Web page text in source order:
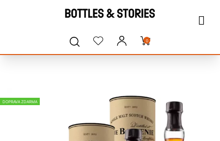
0
DOPRAVA ZDARMA